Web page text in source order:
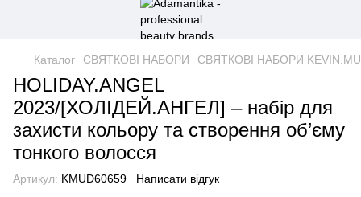
Каталог СВЯТКОВІ НАБОРИ СВЯТКОВІ НАБОРИ
HOLIDAY.ANGEL
2023/[ХОЛІДЕЙ.АНГЕЛ] – набір для
захисти кольору та створення об’єму
тонкого волосся
Артикул: KMUD60659 Написати відгук